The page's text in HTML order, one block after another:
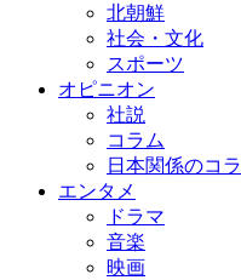
北朝鮮
社会・文化
スポーツ
オピニオン
社説
コラム
日本関係のコ
エンタメ
ドラマ
音楽
映画